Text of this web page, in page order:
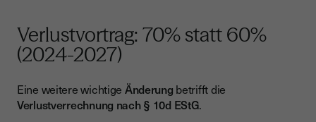
Verlustvortrag: 70% statt 60%
(2024-2027)
Eine weitere wichtige Änderung betrifft die
Verlustverrechnung nach § 10d EStG.